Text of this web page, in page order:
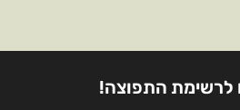
לרשימת התפוצה!